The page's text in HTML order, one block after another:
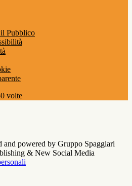
Pubblico
volte
and powered by Gruppo Spaggiari
& New Social Media